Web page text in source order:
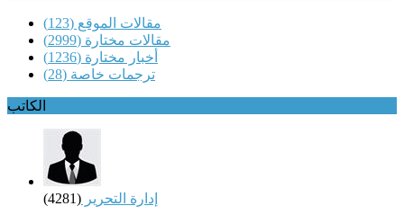
مقالات الموقع (123)
مقالات مختارة (2999)
أخبار مختارة (1236)
ترجمات خاصة (28)
الكاتب
إدارة التحرير (4281)